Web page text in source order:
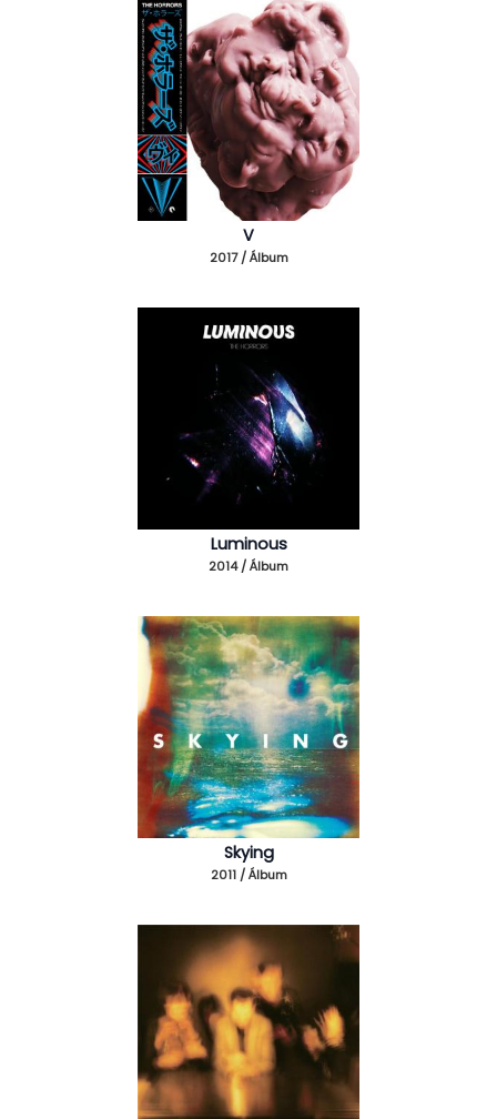
V
2017 / Álbum
Luminous
2014 / Álbum
Skying
2011 / Álbum